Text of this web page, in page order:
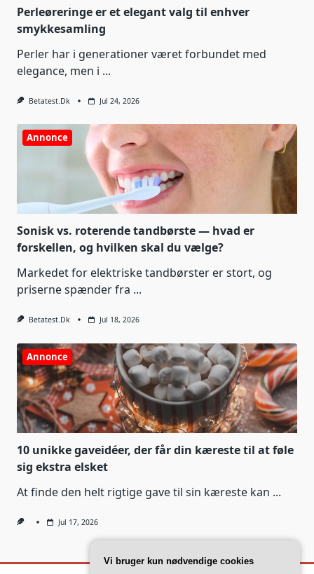
Perleøreringe er et elegant valg til enhver
smykkesamling
Perler har i generationer været forbundet med
elegance, men i ...
Betatest.dk Jul 24, 2026
Annonce
Sonisk vs. roterende tandbørste — hvad er
forskellen, og hvilken skal du vælge?
Markedet for elektriske tandbørster er stort, og
priserne spænder fra ...
Betatest.dk Jul 18, 2026
Annonce
10 unikke gaveidéer, der får din kæreste til at føle
sig ekstra elsket
At finde den helt rigtige gave til sin kæreste kan ...
Jul 17, 2026
Vi bruger kun nødvendige cookies